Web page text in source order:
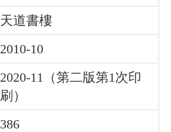
天道書樓
2010-10
2020-11（第二版第1次印
刷）
386